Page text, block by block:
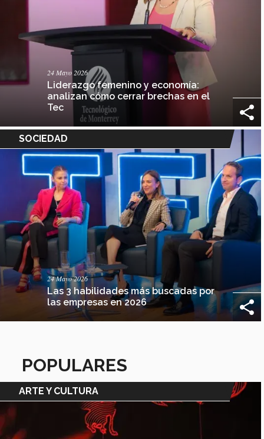
24 Mayo 2026
Liderazgo femenino y economía:
analizan cómo cerrar brechas en el
Tec
SOCIEDAD
24 Mayo 2026
Las 3 habilidades más buscadas por
las empresas en 2026
POPULARES
ARTE Y CULTURA